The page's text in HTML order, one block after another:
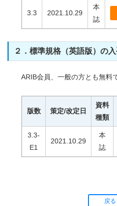
3.3 2021.10.29
本
誌
２．標準規格（英語版）の
ARIB会員、一般の方とも無料
版数 策定/改定日
資料
種類
3.3-
E1
2021.10.29
本
誌
戻る